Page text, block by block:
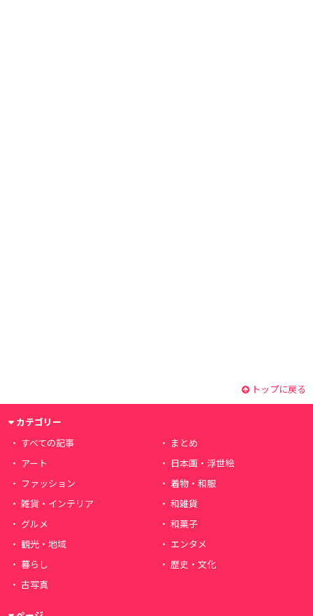
トップに戻る
カテゴリー
すべての記事
まとめ
アート
日本画・浮世絵
ファッション
着物・和服
雑貨・インテリア
和雑貨
グルメ
和菓子
観光・地域
エンタメ
暮らし
歴史・文化
古写真